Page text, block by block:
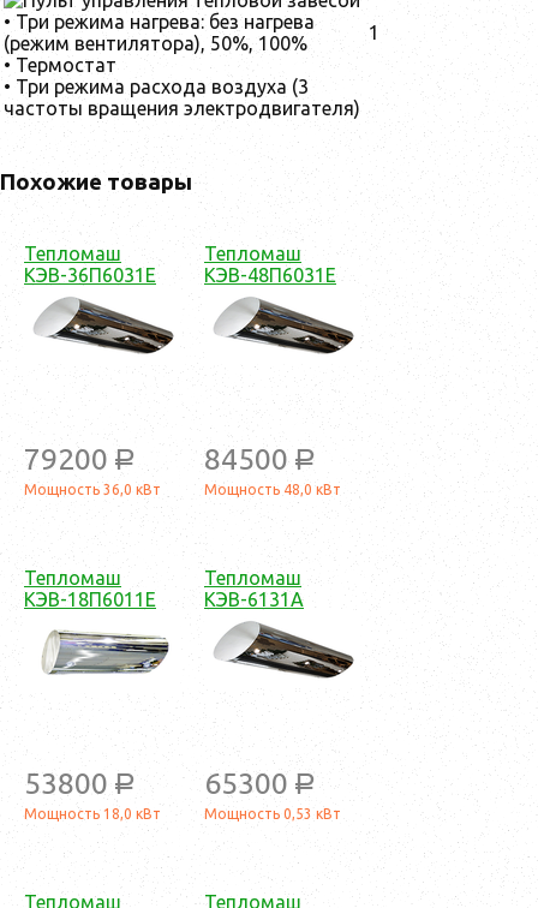
• Три режима нагрева: без нагрева
(режим вентилятора), 50%, 100%
• Термостат
• Три режима расхода воздуха (3
частоты вращения электродвигателя)
1
Похожие товары
Тепломаш
КЭВ-36П6031Е
79200 a
Мощность 36,0 кВт
Тепломаш
КЭВ-48П6031Е
84500 a
Мощность 48,0 кВт
Тепломаш
КЭВ-18П6011Е
53800 a
Мощность 18,0 кВт
Тепломаш
КЭВ-6131A
65300 a
Мощность 0,53 кВт
Тепломаш Тепломаш